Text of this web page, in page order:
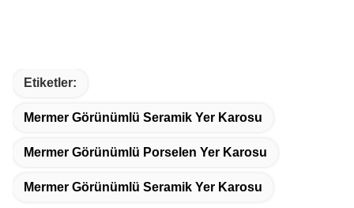
Etiketler:
Mermer Görünümlü Seramik Yer Karosu
Mermer Görünümlü Porselen Yer Karosu
Mermer Görünümlü Seramik Yer Karosu